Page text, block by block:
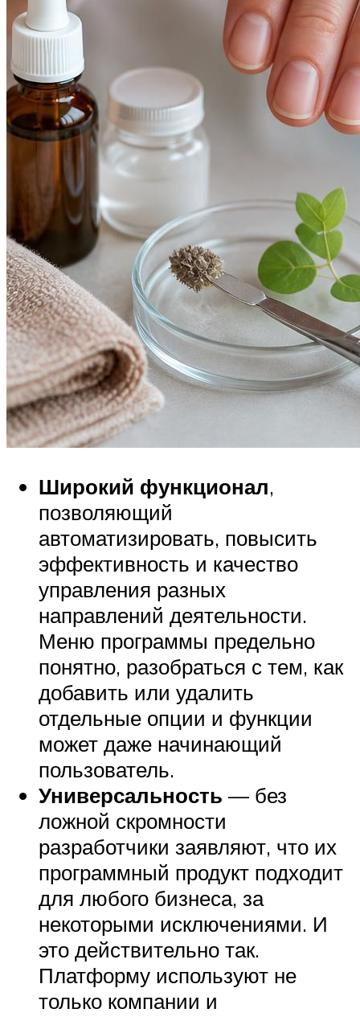
Широкий функционал,
позволяющий
автоматизировать, повысить
эффективность и качество
управления разных
направлений деятельности.
Меню программы предельно
понятно, разобраться с тем, как
добавить или удалить
отдельные опции и функции
может даже начинающий
пользователь.
Универсальность — без
ложной скромности
разработчики заявляют, что их
программный продукт подходит
для любого бизнеса, за
некоторыми исключениями. И
это действительно так.
Платформу используют не
только компании и